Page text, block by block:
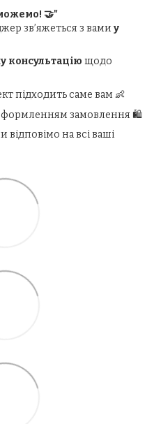
🤝"
зв’яжеться з вами у
консультацію щодо
підходить саме вам 👶
замовлення 🛍️
відповімо на всі ваші